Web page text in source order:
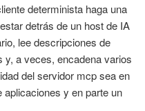
determinista haga una
detrás de un host de IA
lee descripciones de
a veces, encadena varios
del servidor mcp sea en
aplicaciones y en parte un